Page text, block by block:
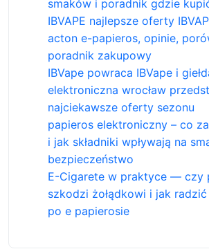
smaków i poradnik gdzie
IBVAPE najlepsze oferty
acton e-papieros, opinie,
poradnik zakupowy
IBVape powraca IBVape i
elektroniczna wrocław
najciekawsze oferty sezonu
papieros elektroniczny – co
i jak składniki wpływają na
bezpieczeństwo
E-Cigarete w praktyce — czy
szkodzi żołądkowi i jak
po e papierosie